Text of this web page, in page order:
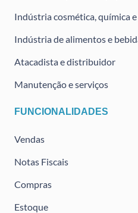
Indústria cosmética, química
Indústria de alimentos e
Atacadista e distribuidor
Manutenção e serviços
FUNCIONALIDADES
Vendas
Notas Fiscais
Compras
Estoque